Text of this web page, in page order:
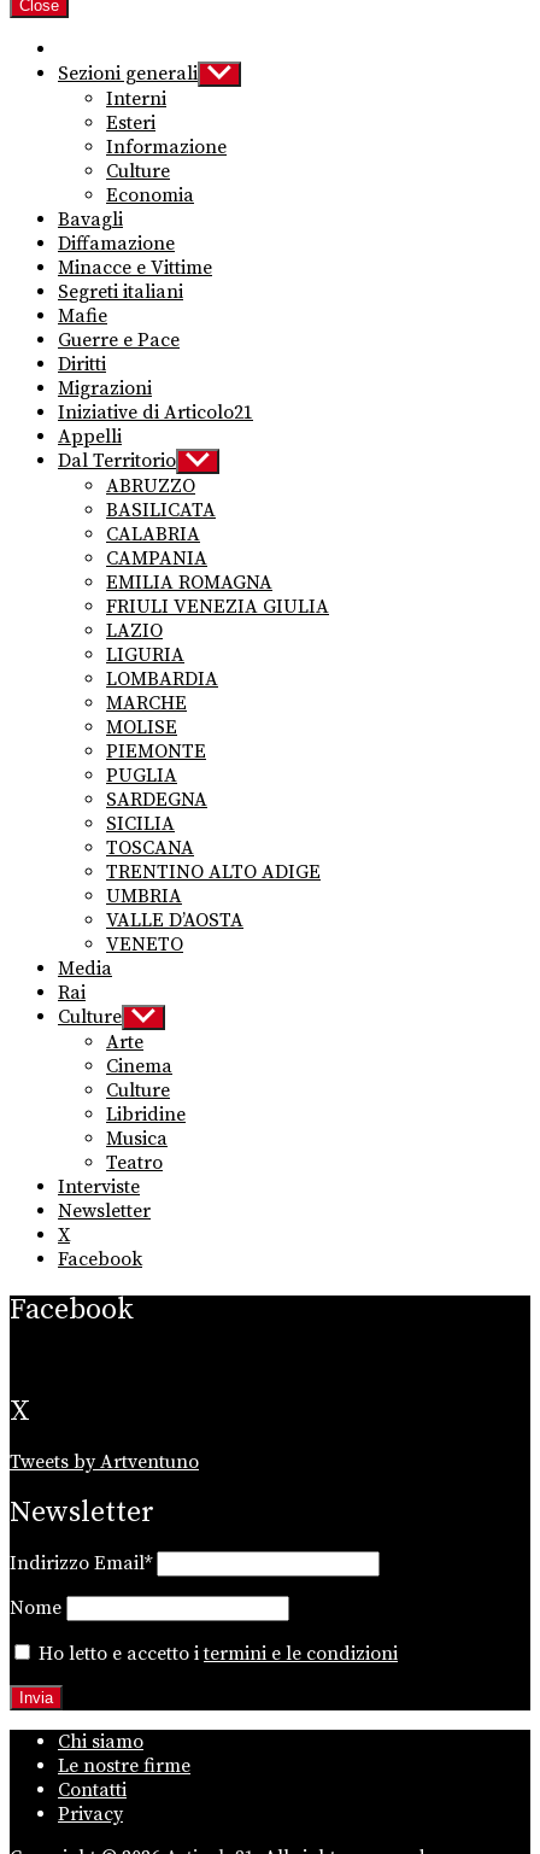
Close
Sezioni generali Show
sub
Interni
Esteri
Informazione
Culture
Economia
Bavagli
Diffamazione
Minacce e Vittime
Segreti italiani
Mafie
Guerre e Pace
Diritti
Migrazioni
Iniziative di Articolo21
Appelli
Dal Territorio Show
sub
menu
ABRUZZO
BASILICATA
CALABRIA
CAMPANIA
EMILIA ROMAGNA
FRIULI VENEZIA GIULIA
LAZIO
LIGURIA
LOMBARDIA
MARCHE
MOLISE
PIEMONTE
PUGLIA
SARDEGNA
SICILIA
TOSCANA
TRENTINO ALTO ADIGE
UMBRIA
VALLE D’AOSTA
VENETO
Media
Rai
Culture Show
sub
menu
Arte
Cinema
Culture
Libridine
Musica
Teatro
Interviste
Newsletter
X
Facebook
Facebook
X
Tweets by Artventuno
Newsletter
Indirizzo Email*
Nome
Ho letto e accetto itermini e le condizioni
Chi siamo
Le nostre firme
Contatti
Privacy